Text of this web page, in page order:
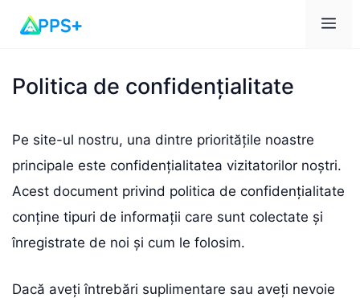
Politica de confidențialitate
Pe site-ul nostru, una dintre prioritățile noastre
principale este confidențialitatea vizitatorilor noștri.
Acest document privind politica de confidențialitate
conține tipuri de informații care sunt colectate și
înregistrate de noi și cum le folosim.
Dacă aveți întrebări suplimentare sau aveți nevoie